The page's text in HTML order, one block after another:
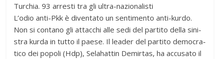
Turchia. 93 arresti tra gli ultra-nazionalisti
L’odio anti-Pkk è diven­tato un sen­ti­mento anti-kurdo.
Non si con­tano gli attac­chi alle sedi del par­tito della sini­
stra kurda in tutto il paese. Il lea­der del par­tito demo­cra­
tico dei popoli (Hdp), Sela­hat­tin Demir­tas, ha accu­sato il